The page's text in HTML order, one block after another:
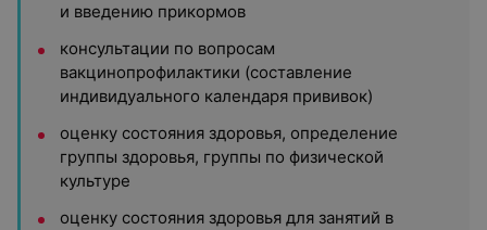
и введению прикормов
консультации по вопросам
вакцинопрофилактики (составление
индивидуального календаря прививок)
оценку состояния здоровья, определение
группы здоровья, группы по физической
культуре
оценку состояния здоровья для занятий в